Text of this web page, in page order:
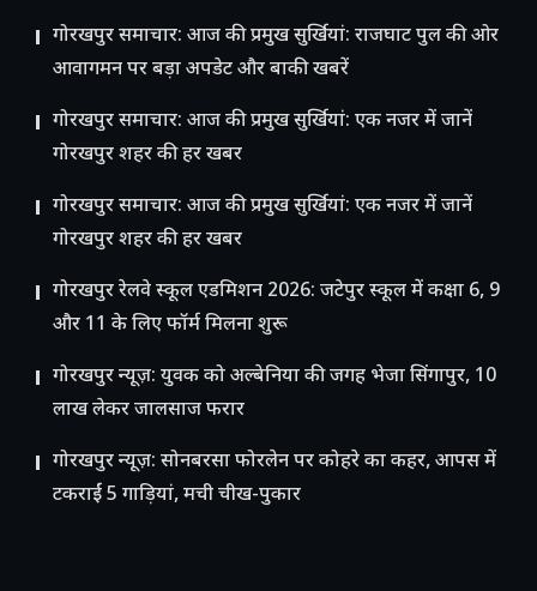
गोरखपुर समाचार: आज की प्रमुख सुर्खियां: राजघाट पुल की ओर
आवागमन पर बड़ा अपडेट और बाकी खबरें
गोरखपुर समाचार: आज की प्रमुख सुर्खियां: एक नजर में जानें
गोरखपुर शहर की हर खबर
गोरखपुर समाचार: आज की प्रमुख सुर्खियां: एक नजर में जानें
गोरखपुर शहर की हर खबर
गोरखपुर रेलवे स्कूल एडमिशन 2026: जटेपुर स्कूल में कक्षा 6, 9
और 11 के लिए फॉर्म मिलना शुरू
गोरखपुर न्यूज़: युवक को अल्बेनिया की जगह भेजा सिंगापुर, 10
लाख लेकर जालसाज फरार
गोरखपुर न्यूज़: सोनबरसा फोरलेन पर कोहरे का कहर, आपस में
टकराईं 5 गाड़ियां, मची चीख-पुकार